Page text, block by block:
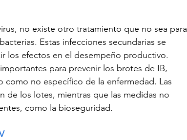
no existe otro tratamiento que no sea para
Estas infecciones secundarias se
los efectos en el desempeño productivo.
para prevenir los brotes de IB,
no específico de la enfermedad. Las
de los lotes, mientras que las medidas no
como la bioseguridad.